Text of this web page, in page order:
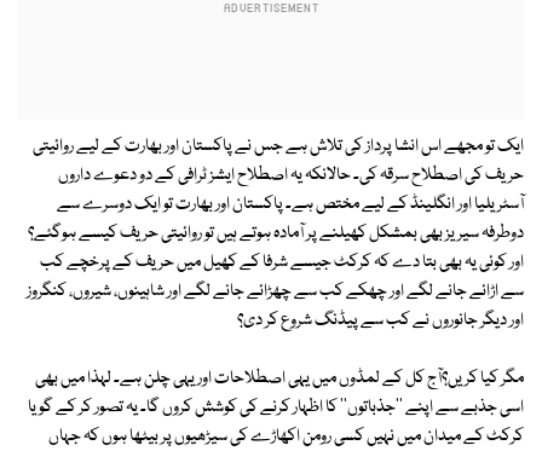
ایک تو مجھے اس انشا پرداز کی تلاش ہے جس نے پاکستان اور بھارت کے لیے روائیتی
حریف کی اصطلاح سرقہ کی۔ حالانکہ یہ اصطلاح ایشز ٹرافی کے دو دعوے داروں
آسٹریلیا اور انگلینڈ کے لیے مختص ہے۔ پاکستان اور بھارت تو ایک دوسرے سے
دوطرفہ سیریز بھی بمشکل کھیلنے پر آمادہ ہوتے ہیں تو روائیتی حریف کیسے ہوگئے؟
اور کوئی یہ بھی بتا دے کہ کرکٹ جیسے شرفا کے کھیل میں حریف کے پرخچے کب
سے اڑائے جانے لگے اور چھکے کب سے چھڑائے جانے لگے اور شاہینوں، شیروں، کنگروز
اور دیگر جانوروں نے کب سے پیڈنگ شروع کر دی؟
مگر کیا کریں؟آج کل کے لمڈوں میں یہی اصطلاحات اور یہی چلن ہے۔ لہذا میں بھی
اسی جذبے سے اپنے ''جذباتوں'' کا اظہار کرنے کی کوشش کروں گا۔ یہ تصور کر کے گویا
کرکٹ کے میدان میں نہیں کسی رومن اکھاڑے کی سیڑھیوں پر بیٹھا ہوں کہ جہاں